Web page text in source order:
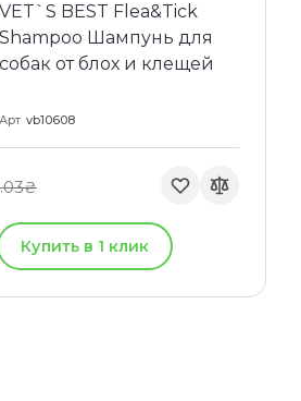
VET`S BEST Flea&Tick
Shampoo Шампунь для
собак от блох и клещей
Арт vb10608
Купить в 1 клик